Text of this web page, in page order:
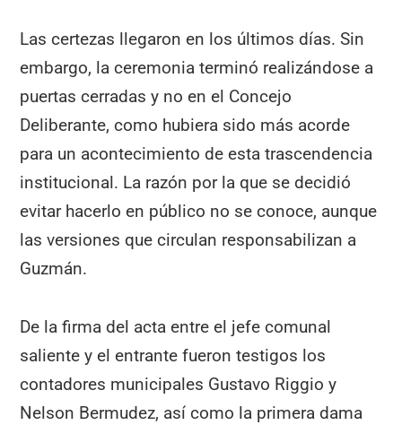
Las certezas llegaron en los últimos días. Sin
embargo, la ceremonia terminó realizándose a
puertas cerradas y no en el Concejo
Deliberante, como hubiera sido más acorde
para un acontecimiento de esta trascendencia
institucional. La razón por la que se decidió
evitar hacerlo en público no se conoce, aunque
las versiones que circulan responsabilizan a
Guzmán.
De la firma del acta entre el jefe comunal
saliente y el entrante fueron testigos los
contadores municipales Gustavo Riggio y
Nelson Bermudez, así como la primera dama